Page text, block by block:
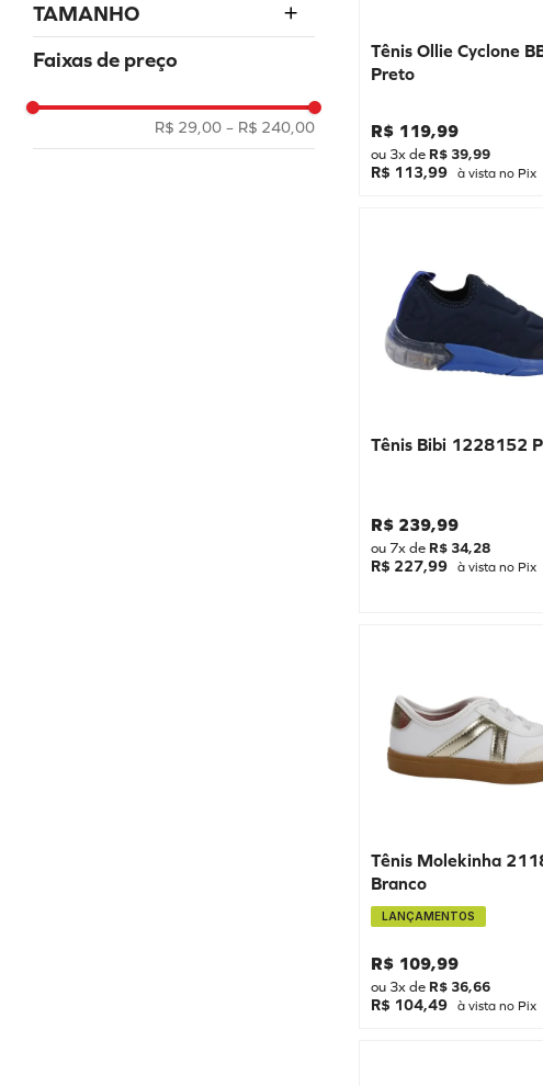
Sapatilha
Babuche
MOLEKINHO
LUELUA
DANGUINHO
TAMANHO
18
19
Faixas de preço
R$ 29,00 – R$ 240,00
Tênis Ollie Cyclone
Preto
R$ 119,99
ou 3x de R$ 39,99
R$ 113,99 à vista no Pix
Tênis Bibi 1228152
R$ 239,99
ou 7x de R$ 34,28
R$ 227,99 à vista no Pix
Tênis Molekinha
Branco
LANÇAMENTOS
R$ 109,99
ou 3x de R$ 36,66
R$ 104,49 à vista no Pix